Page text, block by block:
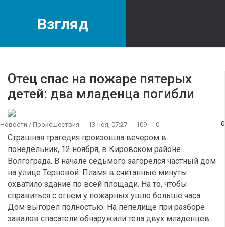
Взгляд
Отец спас на пожаре пятерых
детей: два младенца погибли
Новости / Происшествия 13-ноя, 07:27 109 0 0
Страшная трагедия произошла вечером в
понедельник, 12 ноября, в Кировском районе
Волгограда. В начале седьмого загорелся частный дом
на улице Терновой. Пламя в считанные минуты
охватило здание по всей площади. На то, чтобы
справиться с огнем у пожарных ушло больше часа.
Дом выгорел полностью. На пепелище при разборе
завалов спасатели обнаружили тела двух младенцев.